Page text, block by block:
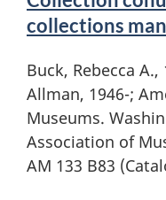
collections
Buck, Rebecca A.,
Allman, 1946-;
Museums.
Association of
AM 133 B83